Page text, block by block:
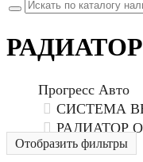
Прогресс Авто
СИСТЕМА
РАДИАТОР
Отобразить фильтры